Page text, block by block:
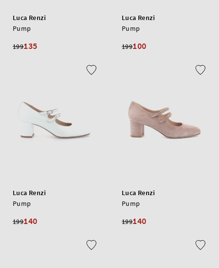
Luca Renzi
Pump
199135
Luca Renzi
Pump
199100
Luca Renzi
Pump
199140
Luca Renzi
Pump
199140